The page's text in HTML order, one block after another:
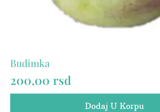
Budimka
200,00 rsd
Dodaj U Korpu